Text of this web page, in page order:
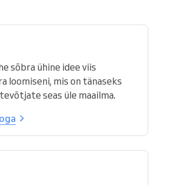
sõbra ühine idee viis
loomiseni, mis on tänaseks
seas üle maailma.